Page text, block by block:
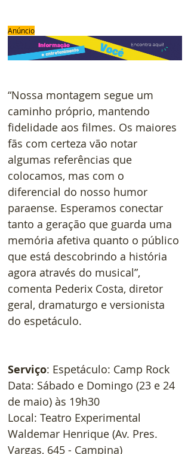
Anúncio
“Nossa montagem segue um
caminho próprio, mantendo
fidelidade aos filmes. Os maiores
fãs com certeza vão notar
algumas referências que
colocamos, mas com o
diferencial do nosso humor
paraense. Esperamos conectar
tanto a geração que guarda uma
memória afetiva quanto o público
que está descobrindo a história
agora através do musical”,
comenta Pederix Costa, diretor
geral, dramaturgo e versionista
do espetáculo.
Serviço: Espetáculo: Camp Rock
Data: Sábado e Domingo (23 e 24
de maio) às 19h30
Local: Teatro Experimental
Waldemar Henrique (Av. Pres.
Vargas, 645 - Campina)